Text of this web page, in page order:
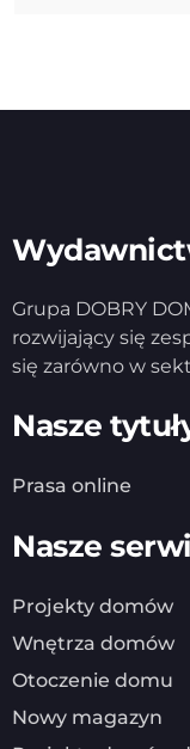
Grupa DOBRY
rozwijający się
się zarówno w
Nasze
Prasa online
Nasze
Projekty domów
Wnętrza domów
Otoczenie domu
Nowy magazyn